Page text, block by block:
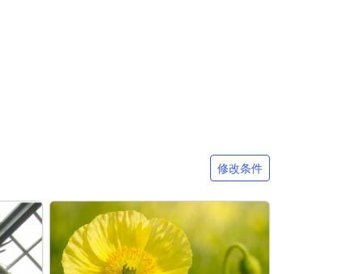
修改条件